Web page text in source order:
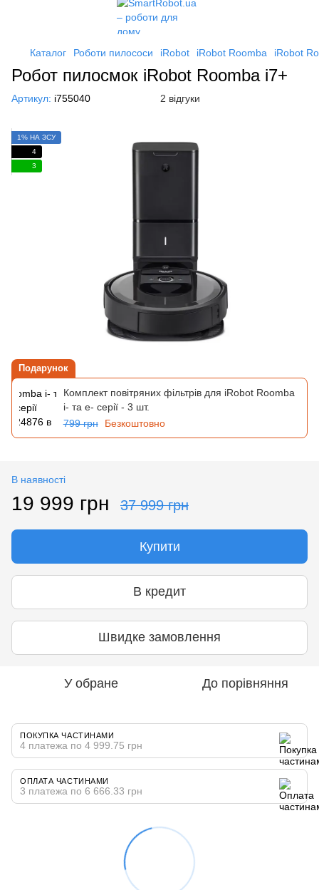
Каталог Роботи пилососи iRobot iRobot Roomba iRobot
Робот пилосмок iRobot Roomba i7+
Артикул: i755040 2 відгуки
1% НА ЗСУ
4
3
Подарунок
Комплект повітряних фільтрів для iRobot Roomba
i- та e- серії - 3 шт.
799 грн
Безкоштовно
В наявності
19 999 грн 37 999 грн
Купити
В кредит
Швидке замовлення
У обране До порівняння
ПОКУПКА ЧАСТИНАМИ
4 платежа по 4 999.75 грн
ОПЛАТА ЧАСТИНАМИ
3 платежа по 6 666.33 грн